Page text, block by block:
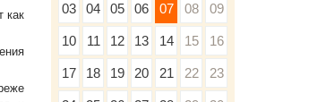
как
03 04 05 06 07 08 09
10 11 12 13 14 15 16
17 18 19 20 21 22 23